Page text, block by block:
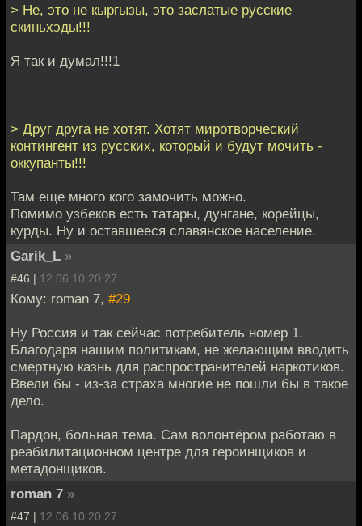
> Не, это не кыргызы, это заслатые русские
скиньхэды!!!
Я так и думал!!!1
> Друг друга не хотят. Хотят миротворческий
контингент из русских, который и будут мочить -
оккупанты!!!
Там еще много кого замочить можно.
Помимо узбеков есть татары, дунгане, корейцы,
курды. Ну и оставшееся славянское население.
Garik_L »
#46 | 12.06.10 20:27
Кому: roman 7, #29
Ну Россия и так сейчас потребитель номер 1.
Благодаря нашим политикам, не желающим вводить
смертную казнь для распространителей наркотиков.
Ввели бы - из-за страха многие не пошли бы в такое
дело.
Пардон, больная тема. Сам волонтёром работаю в
реабилитационном центре для героинщиков и
метадонщиков.
roman 7 »
#47 | 12.06.10 20:27